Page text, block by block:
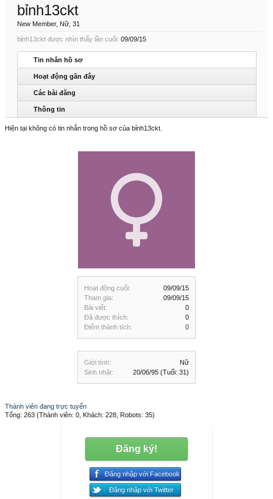
Hoạt động cuối:
09/09/15
Tham gia:
09/09/15
Bài viết:
0
Đã được thích:
0
Điểm thành tích:
0
Giới tính:
Nữ
Sinh nhật:
20/06/95 (Tuổi: 31)
bỉnh13ckt
New Member, Nữ, 31
bỉnh13ckt được nhìn thấy lần cuối: 09/09/15
Tin nhắn hồ sơ
Hoạt động gần đây
Các bài đăng
Thông tin
Hiện tại không có tin nhắn trong hồ sơ của bỉnh13ckt.
Thành viên đang trực tuyến
Tổng: 263 (Thành viên: 0, Khách: 228, Robots: 35)
Đăng ký!
Đăng nhập với Facebook
Đăng nhập với Twitter